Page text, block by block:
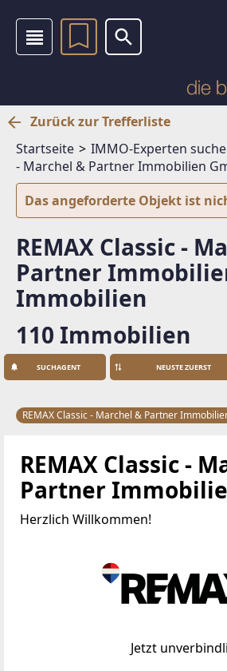
Zurück zur Trefferliste
Startseite
IMMO-Experten
- Marchel & Partner Immobilien
Das angeforderte Objekt ist
REMAX Classic -
Partner
Immobilien
110 Immobilien
SUCHAGENT
REMAX Classic - Marchel & Partner
REMAX Classic -
Partner
Herzlich Willkommen!
Jetzt